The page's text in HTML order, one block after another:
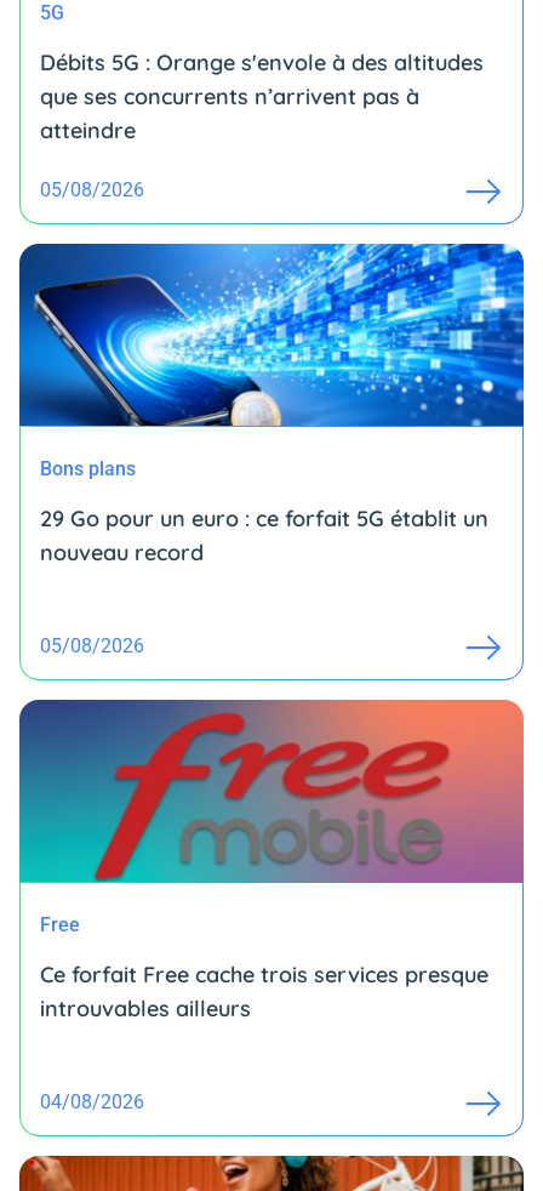
5G
Débits 5G : Orange s'envole à des altitudes
que ses concurrents n’arrivent pas à
atteindre
05/08/2026
Bons plans
29 Go pour un euro : ce forfait 5G établit un
nouveau record
05/08/2026
Free
Ce forfait Free cache trois services presque
introuvables ailleurs
04/08/2026